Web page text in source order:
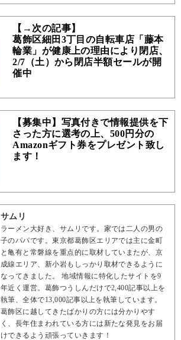
【→次の記事】
葛飾区細田3丁目の自転車店「藤本
輪業」が健康上の理由により閉店、
2/7（土）から閉店半額セールが開
催中
【募集中】写真付きで情報提供を下
さった方に選考の上、500円分の
Amazonギフト券をプレゼント致し
ます！
サムリ
ラーメン大好き、サムリです。家では二人の男の
子のパパです。東京都葛飾区エリアでは主に金町
と亀有と常磐線を重点的に取材していまたが、京
成線エリア、新小岩もしっかり取材できるように
なってきました。 地域情報に特化したサイトを9
年近く運営。葛飾つうしんだけで2,400記事以上を
執筆、全体で13,000記事以上を執筆しています。
葛飾区に越してきたばかりの方には分かりやす
く、長年住まわれている方には新たな発見をお届
けできるよう頑張っていきます！